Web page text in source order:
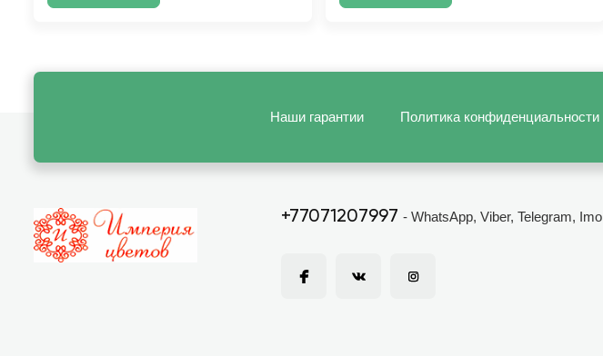
Наши гарантии Политика конфиденциальности
+77071207997 - WhatsApp, Viber, Telegram, Imo